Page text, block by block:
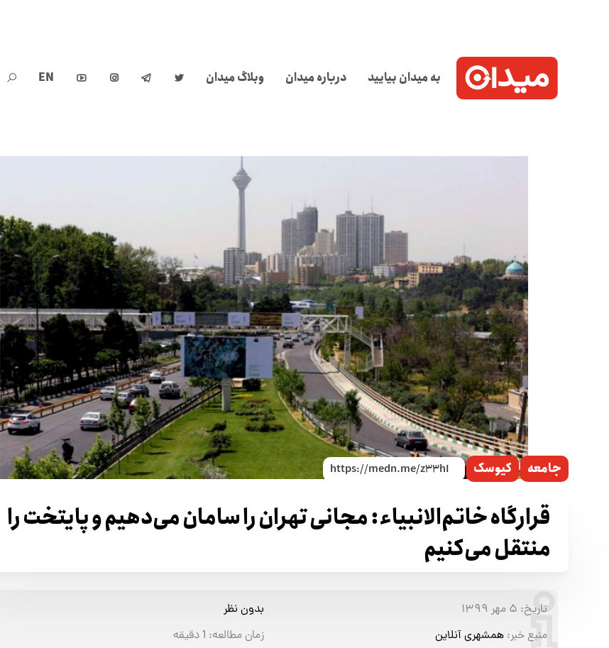
به میدان بیایید درباره میدان وبلاگ میدان 



EN

جامعه کیوسک
قرارگاه خاتم‌الانبیاء: مجانی تهران را سامان می‌دهیم و پایتخت را
منتقل می‌کنیم
تاریخ: ۵ مهر ۱۳۹۹
بدون نظر
منبع خبر: همشهری آنلاین زمان مطالعه: 1دقیقه